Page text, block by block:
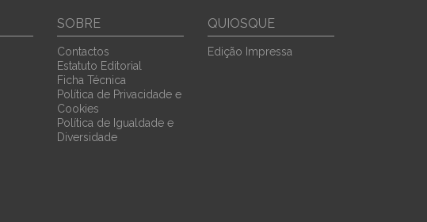
SOBRE
Contactos
Estatuto Editorial
Ficha Técnica
Política de Privacidade e
Cookies
Política de Igualdade e
Diversidade
QUIOSQUE
Edição Impressa